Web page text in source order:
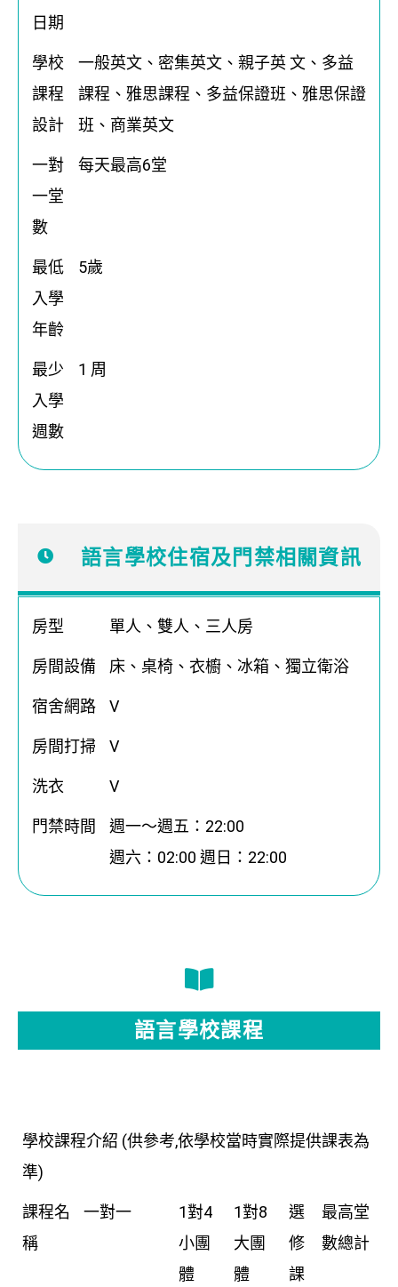
日期
學校
課程
設計
一般英文、密集英文、親子英 文、多益
課程、雅思課程、多益保證班、雅思保證
班、商業英文
一對
一堂
數
每天最高6堂
最低
入學
年齡
5歲
最少
入學
週數
1 周
語言學校住宿及門禁相關資訊
房型 單人、雙人、三人房
房間設備 床、桌椅、衣櫥、冰箱、獨立衛浴
宿舍網路 V
房間打掃 V
洗衣 V
門禁時間
週一～週五：22:00
週六：02:00 週日：22:00
語言學校課程
學校課程介紹 (供參考,依學校當時實際提供課表為
準)
課程名
稱
一對一
1對4
小團
體
1對8
大團
體
選
修
課
最高堂
數總計